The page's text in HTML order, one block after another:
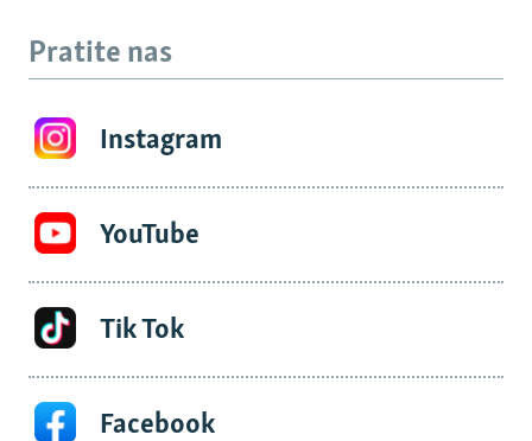
Pratite nas
Instagram
YouTube
Tik Tok
Facebook